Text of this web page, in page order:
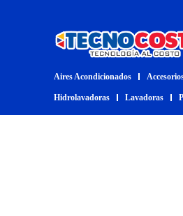
Aires Acondicionados
Hidrolavadoras Lavadoras